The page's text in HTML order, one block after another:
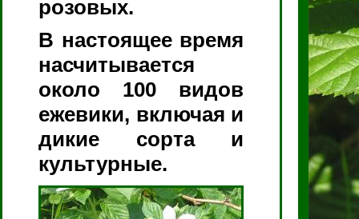
розовых.
В настоящее время
насчитывается
около 100 видов
ежевики, включая и
дикие сорта и
культурные.